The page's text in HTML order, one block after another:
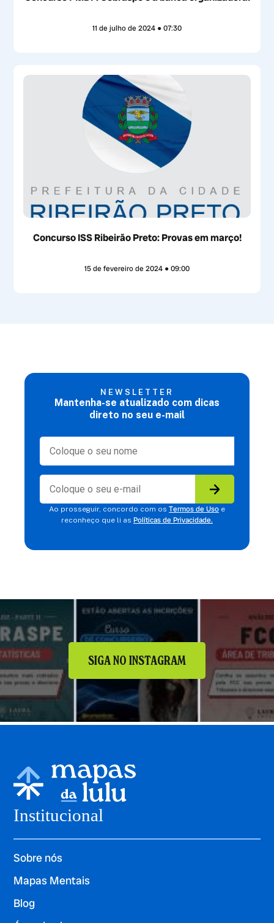
11 de julho de 2024 07:30
Concurso ISS Ribeirão Preto: Provas em março!
15 de fevereiro de 2024 09:00
NEWSLETTER
Mantenha-se atualizado com dicas
direto no seu e-mail
Ao prosseguir, concordo com os Termos de Uso e
reconheço que li as Políticas de Privacidade.
SIGA NO INSTAGRAM
Institucional
Sobre nós
Mapas Mentais
Blog